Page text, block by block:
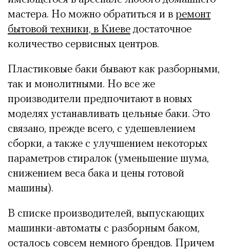
мастера. Но можно обратиться и в ремонт
бытовой техники, в Киеведостаточное
количество сервисных центров.
Пластиковые баки бывают как разборными,
так и монолитными. Но все же
производители предпочитают в новых
моделях устанавливать цельные баки. Это
связано, прежде всего, с удешевлением
сборки, а также с улучшением некоторых
параметров стиралок (уменьшение шума,
снижением веса бака и цены готовой
машины).
В списке производителей, выпускающих
машинки-автоматы с разборным баком,
осталось совсем немного брендов. Причем